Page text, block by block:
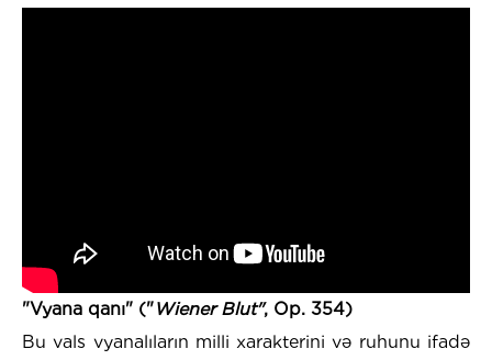
"Vyana qanı" ("Wiener Blut", Op. 354)
Bu vals vyanalıların milli xarakterini və ruhunu ifadə